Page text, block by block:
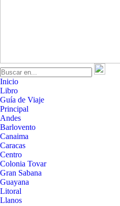
Inicio
Libro
Guía de Viaje
Principal
Andes
Barlovento
Canaima
Caracas
Centro
Colonia Tovar
Gran Sabana
Guayana
Litoral
Llanos